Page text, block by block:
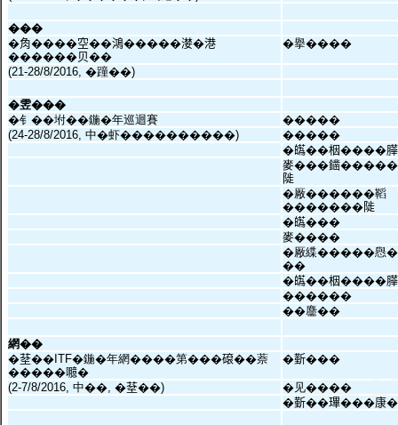
���
�𧢲����空��鴻�����漤�港
������贝��
�擧����
(21-28/8/2016, �蹱��)
�雴���
�钅��坿��鍦�年巡迴賽
�����
(24-28/8/2016, 中�虾����������)
�����
�𤾸��栶
麥
𨺗
�厰������鞱
�������𨺗
�𤾸���
麥����
�厰緤�����㦛�
��
�𤾸��栶
������
��麢��
網��
�𦯀��ITF�鍦�年網����第���𥕦��萘
�����𡄯�
�𣂼���
(2-7/8/2016, 中��, �𦯀��)
�见����
�𣂼��㻫���康